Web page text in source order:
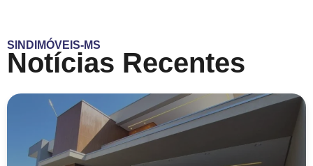
SINDIMÓVEIS-MS
Notícias Recentes